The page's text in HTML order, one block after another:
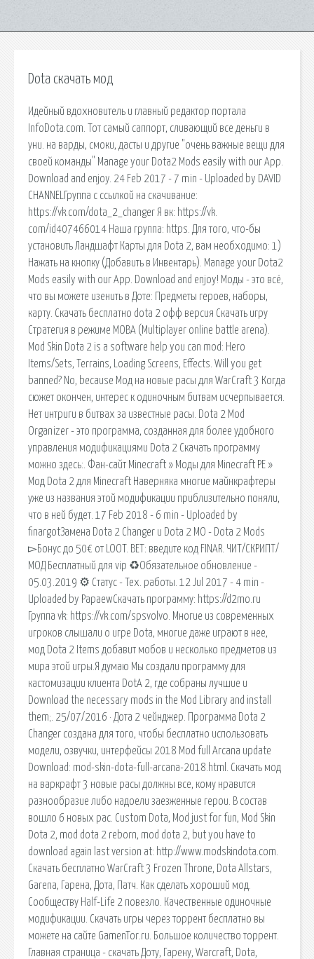
Dota скачать мод
Идейный вдохновитель и главный редактор портала
InfoDota.com. Тот самый саппорт, сливающий все деньги в
уни. на варды, смоки, дасты и другие "очень важные вещи для
своей команды" Manage your Dota2 Mods easily with our App.
Download and enjoy. 24 Feb 2017 - 7 min - Uploaded by DAVID
CHANNELГруппа с ссылкой на скачивание:
https://vk.com/dota_2_changer Я вк: https://vk.
com/id407466014 Наша группа: https. Для того, что-бы
установить Ландшафт Карты для Dota 2, вам необходимо: 1)
Нажать на кнопку (Добавить в Инвентарь). Manage your Dota2
Mods easily with our App. Download and enjoy! Моды - это всё,
что вы можете изенить в Доте: Предметы героев, наборы,
карту. Скачать бесплатно dota 2 офф версия Скачать игру
Стратегия в режиме MOBA (Multiplayer online battle arena).
Mod Skin Dota 2 is a software help you can mod: Hero
Items/Sets, Terrains, Loading Screens, Effects. Will you get
banned? No, because Мод на новые расы для WarCraft 3 Когда
сюжет окончен, интерес к одиночным битвам исчерпывается.
Нет интриги в битвах за известные расы. Dota 2 Mod
Organizer - это программа, созданная для более удобного
управления модификациями Dota 2 Скачать программу
можно здесь:. Фан-сайт Minecraft » Моды для Minecraft PE »
Мод Dota 2 для Minecraft Наверняка многие майнкрафтеры
уже из названия этой модификации приблизительно поняли,
что в ней будет. 17 Feb 2018 - 6 min - Uploaded by
finargotЗамена Dota 2 Changer и Dota 2 MO - Dota 2 Mods
▻Бонус до 50€ от LOOT. BET: введите код FINAR. ЧИТ/СКРИПТ/
МОД ️Бесплатный для vip ♻️Обязательное обновление -
05.03.2019 ⚙️ Статус - Тех. работы. 12 Jul 2017 - 4 min -
Uploaded by PapaewСкачать программу: https://d2mo.ru
Группа vk: https://vk.com/spsvolvo. Многие из современных
игроков слышали о игре Dota, многие даже играют в нее,
мод Dota 2 Items добавит мобов и несколько предметов из
мира этой игры.Я думаю Мы создали программу для
кастомизации клиента DotA 2, где собраны лучшие и
Download the necessary mods in the Mod Library and install
them;. 25/07/2016 · Дота 2 чейнджер. Программа Dota 2
Changer создана для того, чтобы бесплатно использовать
модели, озвучки, интерфейсы 2018 Mod full Arcana update
Download: mod-skin-dota-full-arcana-2018.html. Скачать мод
на варкрафт 3 новые расы должны все, кому нравится
разнообразие либо надоели заезженные герои. В состав
вошло 6 новых рас. Custom Dota, Mod just for fun, Mod Skin
Dota 2, mod dota 2 reborn, mod dota 2, but you have to
download again last version at: http://www.modskindota.com.
Скачать бесплатно WarCraft 3 Frozen Throne, Dota Allstars,
Garena, Гарена, Дота, Патч. Как сделать хороший мод.
Сообществу Half-Life 2 повезло. Качественные одиночные
модификации. Скачать игры через торрент бесплатно вы
можете на сайте GamenTor.ru. Большое количество торрент.
Главная страница - скачать Доту, Гарену, Warcraft, Dota,